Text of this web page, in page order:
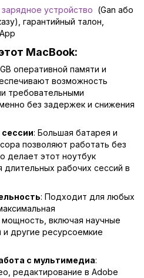
зарядное устройство (Gan або
гарантийный талон,
MacBook:
оперативной памяти и
возможность
требовательными
без задержек и снижения
: Большая батарея и
позволяют работать без
делает этот ноутбук
рабочих сессий в
: Подходит для любых
включая научные
и другие ресурсоемкие
с мультимедиа:
редактирование в Adobe